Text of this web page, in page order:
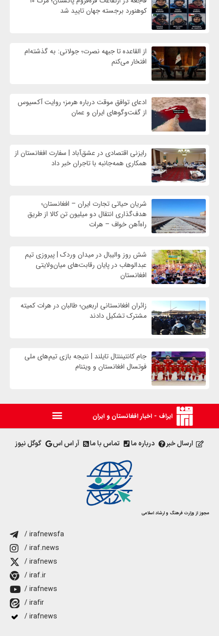
کوهنورد برجسته جهان تایید شد
از القاعده تا جبهه نصرت؛ جولانی: به گذشته‌ام
افتخار می‌کنم
ادعای توافق موقت درباره هرمز؛ روایت آکسیوس
از گفت‌وگوهای ایران و عمان
رایزنی اقتصادی در عشق‌آباد | سفارت افغانستان از
همکاری همه‌جانبه با تاجران خبر داد
شریان حیاتی تجارت ایران – افغانستان؛
هدف‌گذاری انتقال دو میلیون تن کالا از طریق
راه‌آهن خواف – هرات
شش روز والیبال در میدان وردک | پیروزی تیم
عبدالوهاب در پایان رقابت‌های میان‌ولایتی
افغانستان
زائران افغانستانی اربعین؛ طالبان در هرات کمیته
مشترک تشکیل دادند
جام کانتیننتال تایلند | نتیجه بازی تیم‌های ملی
فوتسال افغانستان و ویتنام
ایراف - اخبار افغانستان و ایران
ارسال خبر درباره ما تماس با ما آر اس اس گوگل نیوز
مجوز از وزارت فرهنگ و ارشاد اسلامی
/ irafnewsfa
/ iraf.news
/ irafnews
/ iraf.ir
/ irafnews
/ irafir
/ irafnews